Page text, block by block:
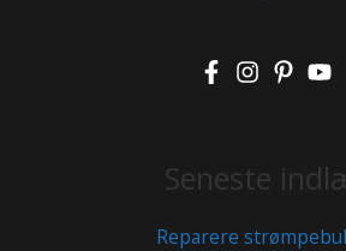
Seneste
Reparere